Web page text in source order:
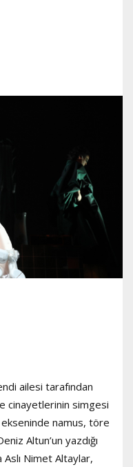
ailesi tarafından
cinayetlerinin simgesi
ekseninde namus, töre
Altun’un yazdığı
Nimet Altaylar,